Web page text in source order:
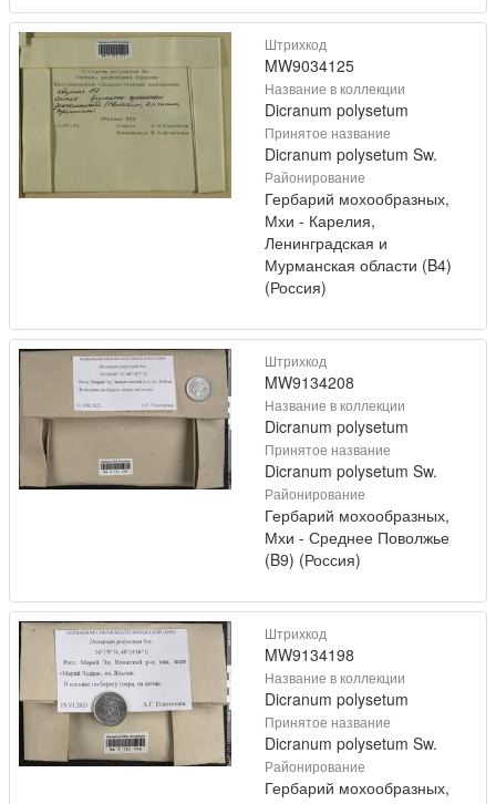
Штрихкод
MW9034125
Название в коллекции
Dicranum polysetum
Принятое название
Dicranum polysetum Sw.
Районирование
Гербарий мохообразных,
Мхи - Карелия,
Ленинградская и
Мурманская области (B4)
(Россия)
Штрихкод
MW9134208
Название в коллекции
Dicranum polysetum
Принятое название
Dicranum polysetum Sw.
Районирование
Гербарий мохообразных,
Мхи - Среднее Поволжье
(B9) (Россия)
Штрихкод
MW9134198
Название в коллекции
Dicranum polysetum
Принятое название
Dicranum polysetum Sw.
Районирование
Гербарий мохообразных,